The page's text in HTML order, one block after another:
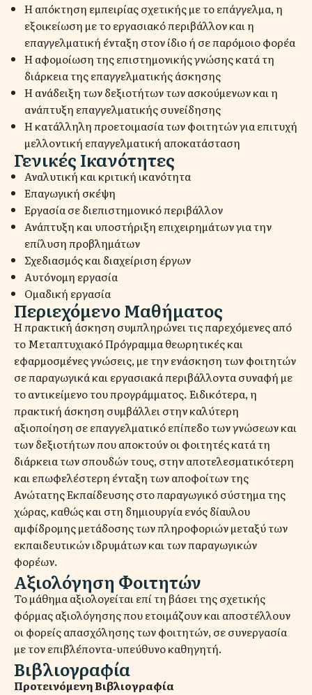
Η απόκτηση εμπειρίας σχετικής με το επάγγελμα, η
εξοικείωση με το εργασιακό περιβάλλον και η
επαγγελματική ένταξη στον ίδιο ή σε παρόμοιο φορέα
Η αφομοίωση της επιστημονικής γνώσης κατά τη
διάρκεια της επαγγελματικής άσκησης
Η ανάδειξη των δεξιοτήτων των ασκούμενων και η
ανάπτυξη επαγγελματικής συνείδησης
H κατάλληλη προετοιμασία των φοιτητών για επιτυχή
μελλοντική επαγγελματική αποκατάσταση
Γενικές Ικανότητες
Αναλυτική και κριτική ικανότητα
Επαγωγική σκέψη
Εργασία σε διεπιστημονικό περιβάλλον
Ανάπτυξη και υποστήριξη επιχειρημάτων για την
επίλυση προβλημάτων
Σχεδιασμός και διαχείριση έργων
Αυτόνομη εργασία
Ομαδική εργασία
Περιεχόμενο Μαθήματος
Η πρακτική άσκηση συμπληρώνει τις παρεχόμενες από
το Μεταπτυχιακό Πρόγραμμα θεωρητικές και
εφαρμοσμένες γνώσεις, με την ενάσκηση των φοιτητών
σε παραγωγικά και εργασιακά περιβάλλοντα συναφή με
το αντικείμενο του προγράμματος. Ειδικότερα, η
πρακτική άσκηση συμβάλλει στην καλύτερη
αξιοποίηση σε επαγγελματικό επίπεδο των γνώσεων και
των δεξιοτήτων που αποκτούν οι φοιτητές κατά τη
διάρκεια των σπουδών τους, στην αποτελεσματικότερη
και επωφελέστερη ένταξη των αποφοίτων της
Ανώτατης Εκπαίδευσης στο παραγωγικό σύστημα της
χώρας, καθώς και στη δημιουργία ενός δίαυλου
αμφίδρομης μετάδοσης των πληροφοριών μεταξύ των
εκπαιδευτικών ιδρυμάτων και των παραγωγικών
φορέων.
Αξιολόγηση Φοιτητών
Το μάθημα αξιολογείται επί τη βάσει της σχετικής
φόρμας αξιολόγησης που ετοιμάζουν και αποστέλλουν
οι φορείς απασχόλησης των φοιτητών, σε συνεργασία
με τον επιβλέποντα-υπεύθυνο καθηγητή.
Βιβλιογραφία
Προτεινόμενη Βιβλιογραφία